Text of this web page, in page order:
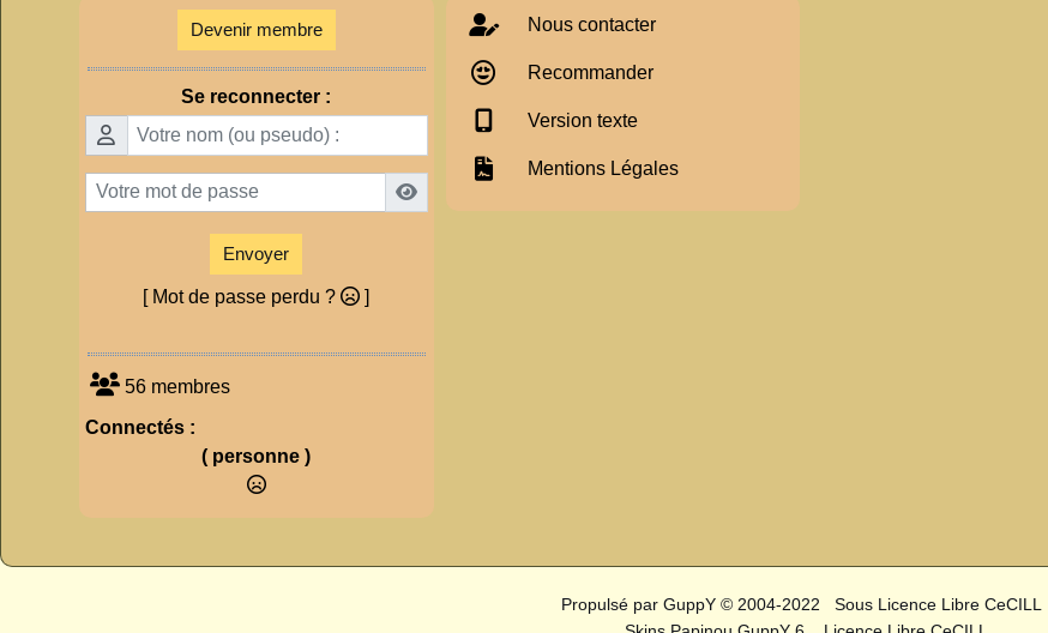
Devenir membre
Se reconnecter :
Envoyer
[ Mot de passe perdu ? ]
56 membres
Connectés :
( personne )
Nous contacter
Recommander
Version texte
Mentions Légales
Propulsé par GuppY © 2004-2022
Sous Licence Libre CeCILL